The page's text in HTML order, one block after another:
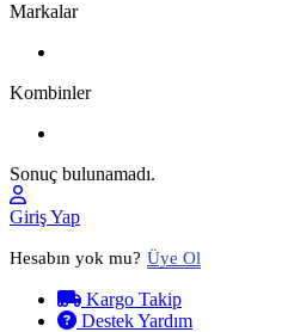
Markalar
Kombinler
Sonuç bulunamadı.
Giriş Yap
Hesabın yok mu? Üye Ol
Kargo Takip
Destek Yardım